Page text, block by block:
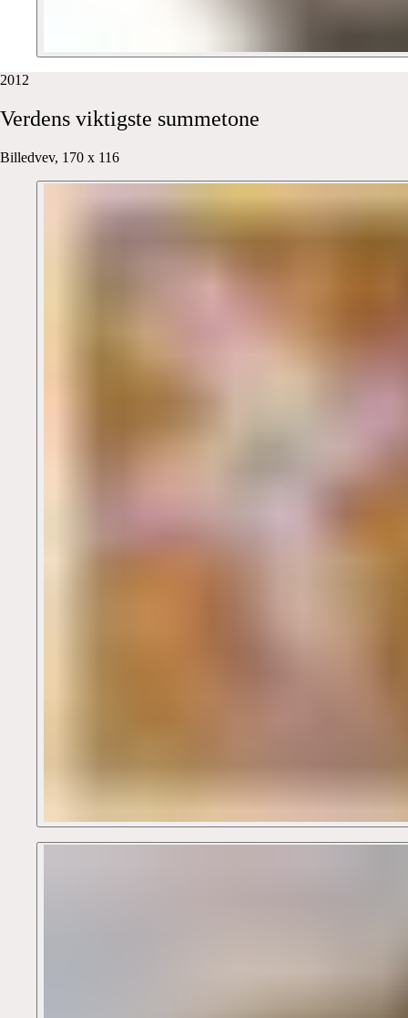
2012
Verdens viktigste summetone
Billedvev, 170 x 116